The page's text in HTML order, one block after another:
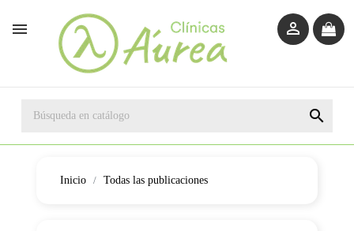
 

Inicio Todas las publicaciones